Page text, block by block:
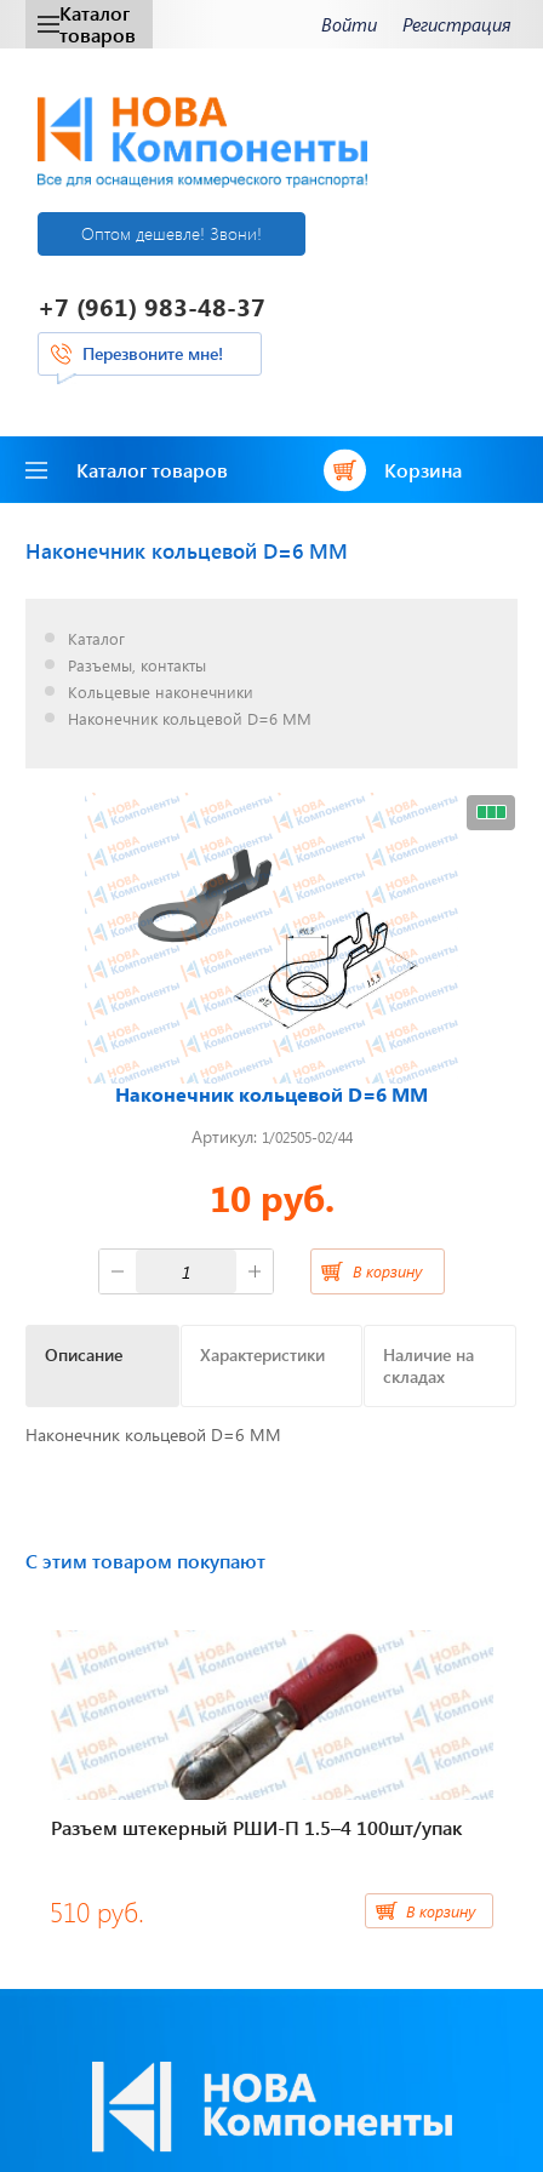
Каталог
товаров
Войти Регистрация
Оптом дешевле! Звони!
+7 (961) 983-48-37
Перезвоните мне!
Каталог товаров Корзина
Открылся новый
склад
г. Нижний Новгород
Акции. Скидки.
Спецпредложения.
Узнать подробнее...
Отвечаем на актуальные
Приборные панели
Распродажа
Тахографы
Элементы питания
GPS/GSM Антенны
Автоклимат
Переходники, оси датчиков скорости
Спидометры
Наконечник кольцевой D=6 ММ
Каталог
Разъемы, контакты
Кольцевые наконечники
Наконечник кольцевой D=6 ММ
Наконечник кольцевой D=6 ММ
Артикул: 1/02505-02/44
10 руб.
В корзину
Описание Характеристики
Наличие на
складах
Наконечник кольцевой D=6 ММ
С этим товаром покупают
Разъем штекерный РШИ-П 1.5–4 100шт/упак
510 руб. В корзину